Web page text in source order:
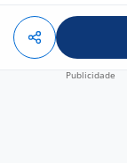
-. Wellhub